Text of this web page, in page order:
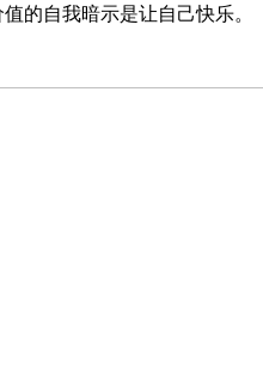
的自我暗示是让自己快乐。